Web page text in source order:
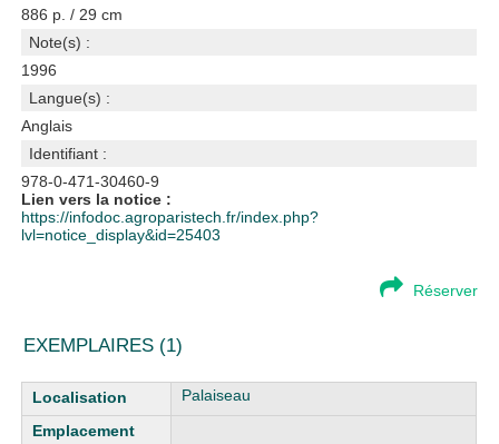
886 p. / 29 cm
Note(s) :
1996
Langue(s) :
Anglais
Identifiant :
978-0-471-30460-9
Lien vers la notice :
https://infodoc.agroparistech.fr/index.php?
lvl=notice_display&id=25403
Réserver
EXEMPLAIRES (1)
Liste des exemplaires Palaiseau